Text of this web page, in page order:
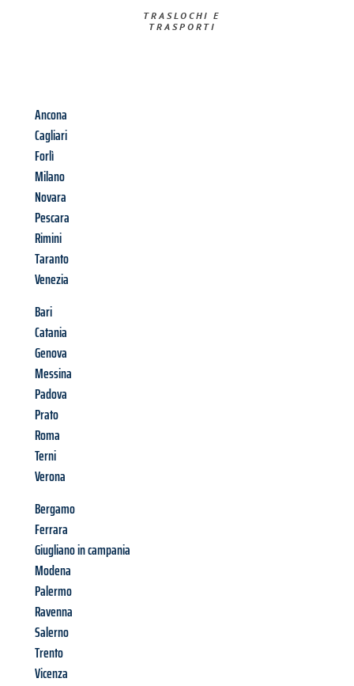
TRASLOCHI E
TRASPORTI​
Ancona
Cagliari
Forlì
Milano
Novara
Pescara
Rimini
Taranto
Venezia
Bari
Catania
Genova
Messina
Padova
Prato
Roma
Terni
Verona
Bergamo
Ferrara
Giugliano in campania
Modena
Palermo
Ravenna
Salerno
Trento
Vicenza